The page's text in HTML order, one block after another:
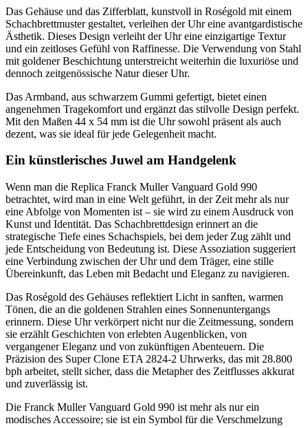
Das Gehäuse und das Zifferblatt, kunstvoll in Roségold mit einem
Schachbrettmuster gestaltet, verleihen der Uhr eine avantgardistische
Ästhetik. Dieses Design verleiht der Uhr eine einzigartige Textur
und ein zeitloses Gefühl von Raffinesse. Die Verwendung von Stahl
mit goldener Beschichtung unterstreicht weiterhin die luxuriöse und
dennoch zeitgenössische Natur dieser Uhr.
Das Armband, aus schwarzem Gummi gefertigt, bietet einen
angenehmen Tragekomfort und ergänzt das stilvolle Design perfekt.
Mit den Maßen 44 x 54 mm ist die Uhr sowohl präsent als auch
dezent, was sie ideal für jede Gelegenheit macht.
Ein künstlerisches Juwel am Handgelenk
Wenn man die Replica Franck Muller Vanguard Gold 990
betrachtet, wird man in eine Welt geführt, in der Zeit mehr als nur
eine Abfolge von Momenten ist – sie wird zu einem Ausdruck von
Kunst und Identität. Das Schachbrettdesign erinnert an die
strategische Tiefe eines Schachspiels, bei dem jeder Zug zählt und
jede Entscheidung von Bedeutung ist. Diese Assoziation suggeriert
eine Verbindung zwischen der Uhr und dem Träger, eine stille
Übereinkunft, das Leben mit Bedacht und Eleganz zu navigieren.
Das Roségold des Gehäuses reflektiert Licht in sanften, warmen
Tönen, die an die goldenen Strahlen eines Sonnenuntergangs
erinnern. Diese Uhr verkörpert nicht nur die Zeitmessung, sondern
sie erzählt Geschichten von erlebten Augenblicken, von
vergangener Eleganz und von zukünftigen Abenteuern. Die
Präzision des Super Clone ETA 2824-2 Uhrwerks, das mit 28.800
bph arbeitet, stellt sicher, dass die Metapher des Zeitflusses akkurat
und zuverlässig ist.
Die Franck Muller Vanguard Gold 990 ist mehr als nur ein
modisches Accessoire; sie ist ein Symbol für die Verschmelzung